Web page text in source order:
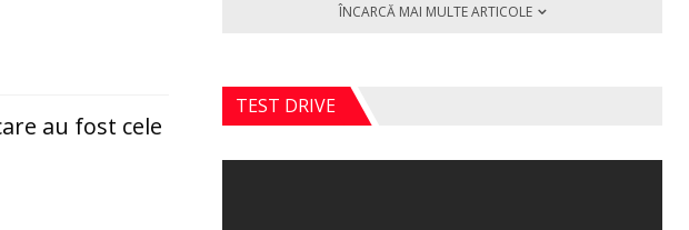
au fost cele
ÎNCARCĂ MAI MULTE ARTICOLE
TEST DRIVE